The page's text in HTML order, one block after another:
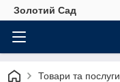
Золотий Сад
Товари та послуги